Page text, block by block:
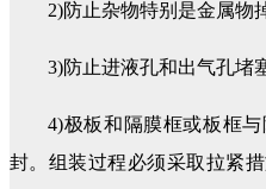
2)防止杂物特别是金属物
3)防止进液孔和出气孔堵
4)极板和隔膜框或板框
封。组装过程必须采取拉紧